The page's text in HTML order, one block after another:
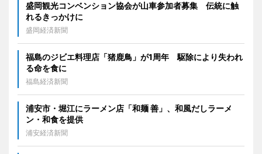
盛岡観光コンベンション協会が山車参加者募集 伝統に触
れるきっかけに
盛岡経済新聞
福島のジビエ料理店「猪鹿鳥」が1周年 駆除により失われ
る命を食に
福島経済新聞
浦安市・堀江にラーメン店「和麺 善」、和風だしラーメ
ン・和食を提供
浦安経済新聞